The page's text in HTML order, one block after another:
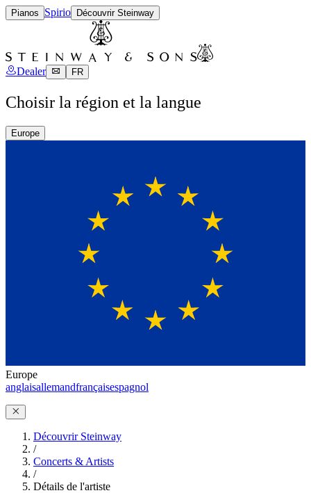
Pianos Spirio Découvrir Steinway
Dealer FR
Choisir la région et la langue
Europe
Europe
anglaisallemandfrançaisespagnol
Découvrir Steinway
/
Concerts & Artists
/
Détails de l'artiste